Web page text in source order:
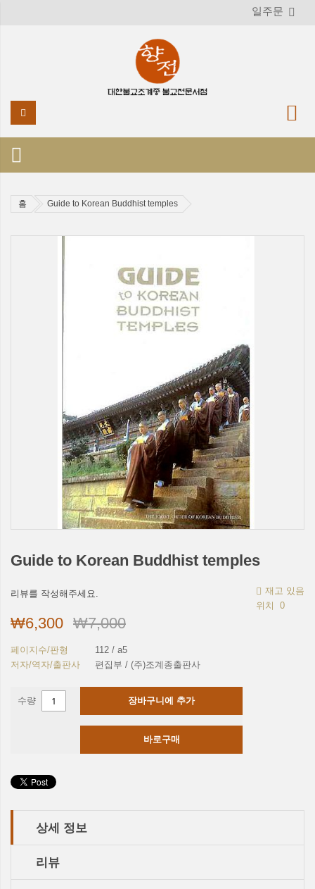
일주문
홈 Guide to Korean Buddhist temples
Guide to Korean Buddhist temples
재고 있음
위치
0
리뷰를 작성해주세요.
₩6,300 ₩7,000
페이지수/판형
112 / a5
저자/역자/출판사
편집부 / (주)조계종출판사
수량 장바구니에 추가
바로구매
상세 정보
리뷰